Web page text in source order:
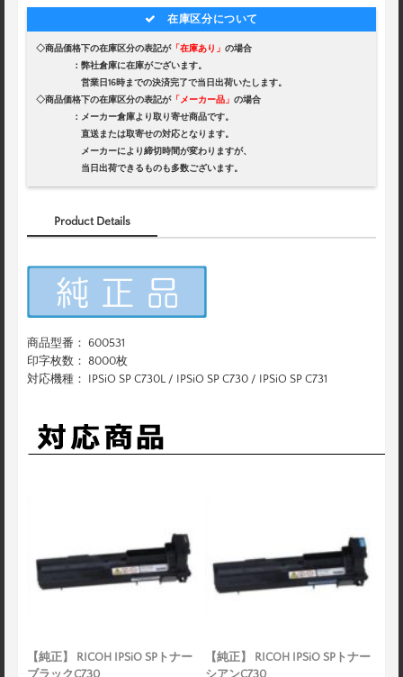
在庫区分について
◇商品価格下の在庫区分の表記が「在庫あり」 の場合
：弊社倉庫に在庫がございます。
営業日16時までの決済完了で当日出荷いたします。
◇商品価格下の在庫区分の表記が「メーカー品」 の場合
：メーカー倉庫より取り寄せ商品です。
直送または取寄せの対応となります。
メーカーにより締切時間が変わりますが、
当日出荷できるものも多数ございます。
Product Details
商品型番： 600531
印字枚数： 8000枚
対応機種： IPSiO SP C730L / IPSiO SP C730 / IPSiO SP C731
【純正】 RICOH IPSiO SPトナー
ブラックC730
【純正】 RICOH IPSiO SPトナー
シアンC730